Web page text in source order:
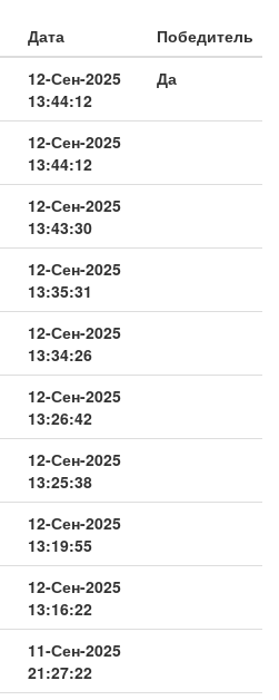
Дата
Победитель
12-Сен-2025
13:44:12
Да
12-Сен-2025
13:44:12
12-Сен-2025
13:43:30
12-Сен-2025
13:35:31
12-Сен-2025
13:34:26
12-Сен-2025
13:26:42
12-Сен-2025
13:25:38
12-Сен-2025
13:19:55
12-Сен-2025
13:16:22
11-Сен-2025
21:27:22